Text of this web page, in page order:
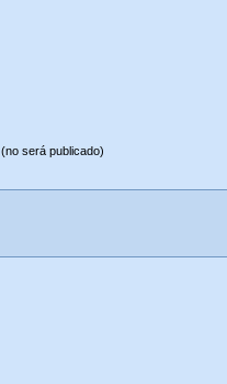
(no será publicado)